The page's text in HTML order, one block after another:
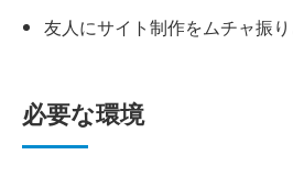
友人にサイト制作をムチャ振
必要な環境